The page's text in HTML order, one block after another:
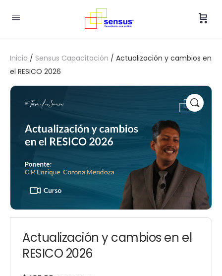
Inicio / Sensus Capacitación / Actualización y cambios en
el RESICO 2026
Actualización y cambios en el
RESICO 2026